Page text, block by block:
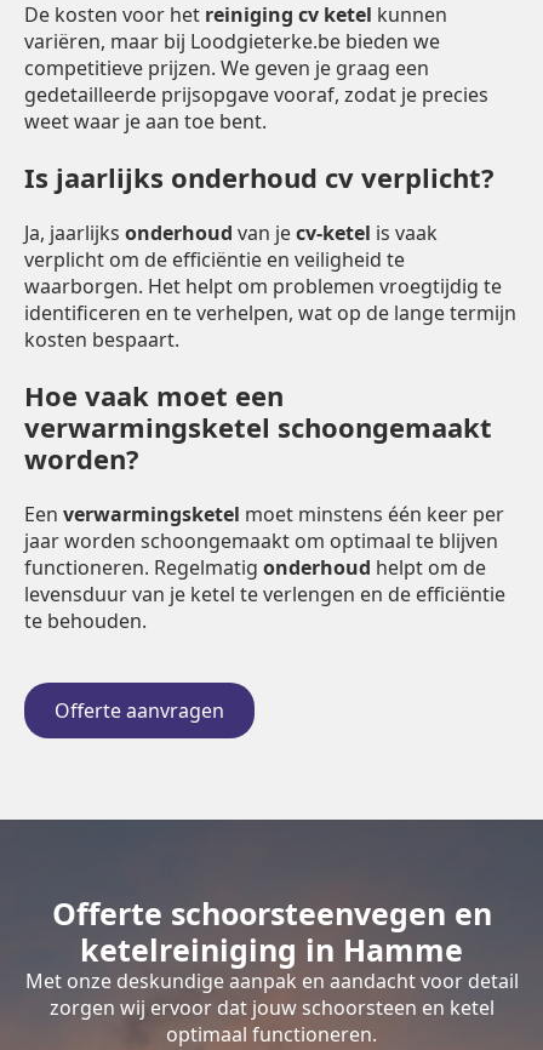
De kosten voor het reiniging cv ketel kunnen
variëren, maar bij Loodgieterke.be bieden we
competitieve prijzen. We geven je graag een
gedetailleerde prijsopgave vooraf, zodat je precies
weet waar je aan toe bent.
Is jaarlijks onderhoud cv verplicht?
Ja, jaarlijks onderhoud van jecv-ketel is vaak
verplicht om de efficiëntie en veiligheid te
waarborgen. Het helpt om problemen vroegtijdig te
identificeren en te verhelpen, wat op de lange termijn
kosten bespaart.
Hoe vaak moet een
verwarmingsketel schoongemaakt
worden?
Een verwarmingsketel moet minstens één keer per
jaar worden schoongemaakt om optimaal te blijven
functioneren. Regelmatig onderhoud helpt om de
levensduur van je ketel te verlengen en de efficiëntie
te behouden.
Offerte aanvragen
Offerte schoorsteenvegen en
ketelreiniging in Hamme
Met onze deskundige aanpak en aandacht voor detail
zorgen wij ervoor dat jouw schoorsteen en ketel
optimaal functioneren.